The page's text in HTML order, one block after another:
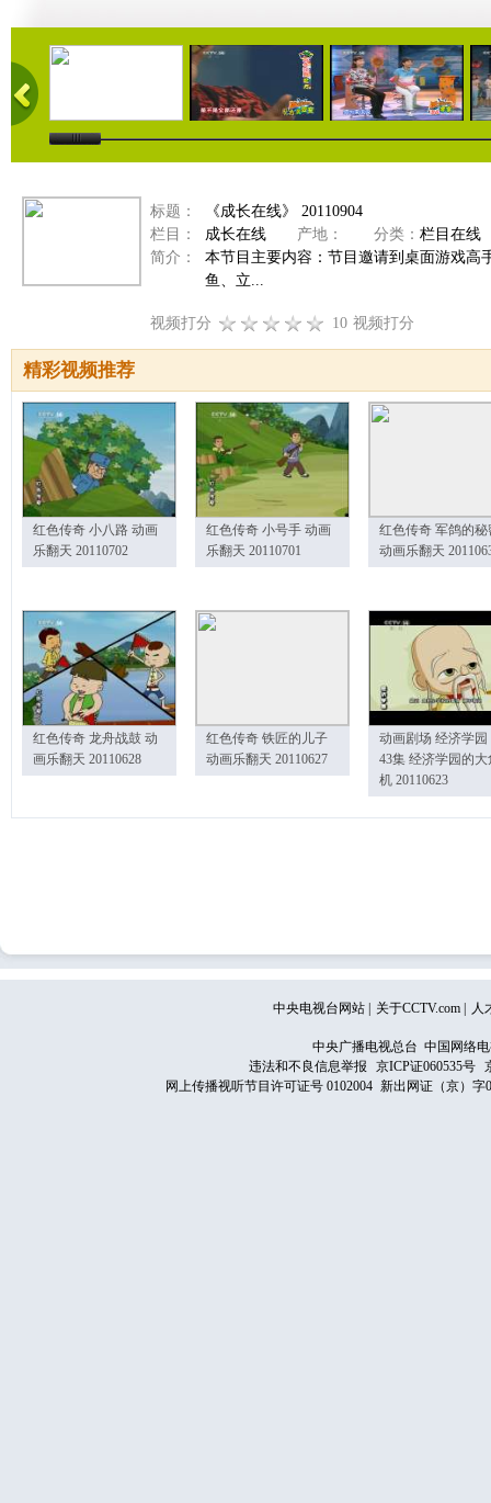
21:23 24:52 24:19
标题：
《成长在线》 20110904
栏目：
成长在线 产地： 分类： 栏目在线
简介：
本节目主要内容：节目邀请到桌面游戏高
鱼、立...
视频打分 10 视频打分
精彩视频推荐
红色传奇 小八路 动画
乐翻天 20110702
红色传奇 小号手 动画
乐翻天 20110701
红色传奇 军鸽的秘
动画乐翻天
红色传奇 龙舟战鼓 动
画乐翻天 20110628
红色传奇 铁匠的儿子
动画乐翻天 20110627
动画剧场 经济学园
43集 经济学园的大
机 20110623
中央电视台网站 关于CCTV.com 人
中央广播电视总台 中国网络
违法和不良信息举报
京ICP证060535号
网上传播视听节目许可证号 0102004 新出网证（京）